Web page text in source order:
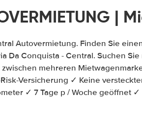
|
Autovermietung. Finden Sie
Da Conquista - Central. Suchen
mehreren
Versicherung ✓ Keine
✓ 7 Tage p / Woche geöffnet